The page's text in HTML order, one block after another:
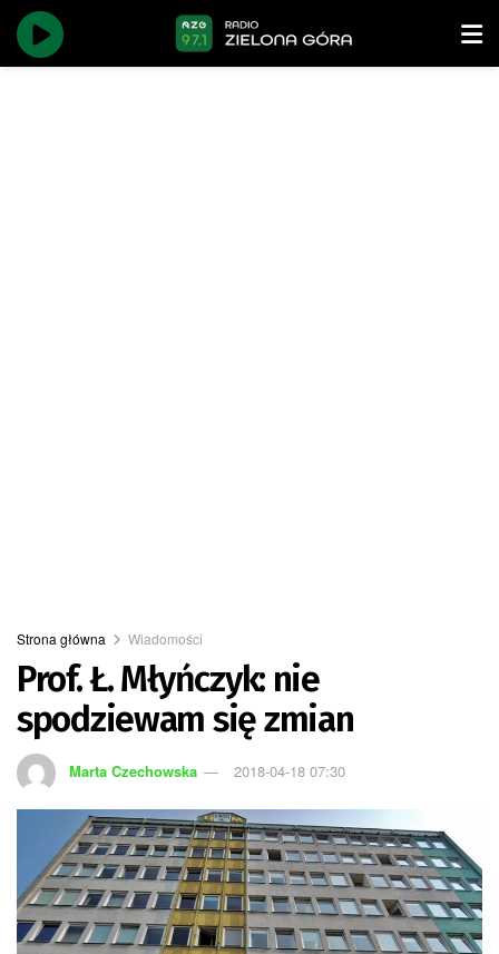
Strona główna Wiadomości
Prof. Ł. Młyńczyk: nie
spodziewam się zmian
Marta Czechowska 2018-04-18 07:30